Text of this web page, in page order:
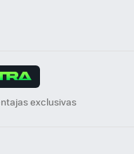
exclusivas